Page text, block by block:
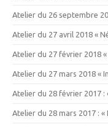
Atelier du 26 septembre
Atelier du 27 avril 2018 «
Atelier du 27 février 2018
Atelier du 27 mars 2018 «
Atelier du 28 février 2017 :
Atelier du 28 mars 2017 :